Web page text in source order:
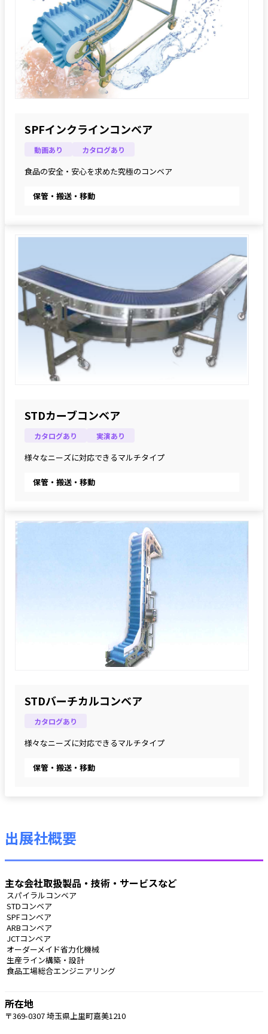
SPFインクラインコンベア
動画あり カタログあり
食品の安全・安心を求めた究極のコンベア
保管・搬送・移動
STDカーブコンベア
カタログあり 実演あり
様々なニーズに対応できるマルチタイプ
保管・搬送・移動
STDバーチカルコンベア
カタログあり
様々なニーズに対応できるマルチタイプ
保管・搬送・移動
出展社概要
主な会社取扱製品・技術・サービスなど
スパイラルコンベア
STDコンベア
SPFコンベア
ARBコンベア
JCTコンベア
オーダーメイド省力化機械
生産ライン構築・設計
食品工場総合エンジニアリング
所在地
〒369-0307 埼玉県上里町嘉美1210